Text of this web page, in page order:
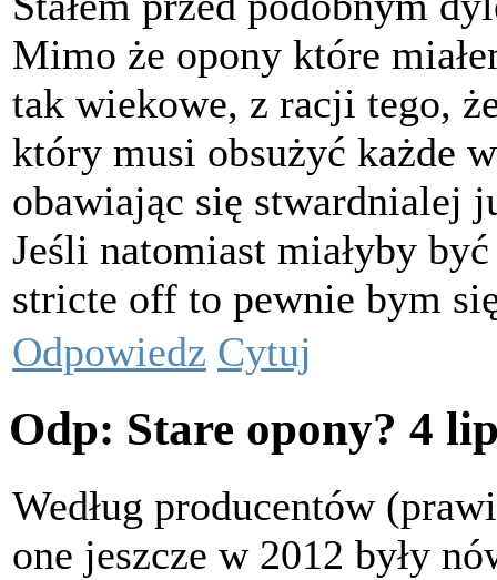
Mimo że opony które
tak wiekowe, z racji tego,
który musi obsużyć każde
obawiając się stwardnialej
Jeśli natomiast miałyby
stricte off to pewnie bym
Odpowiedz Cytuj
Odp: Stare opony? 4
Według producentów
one jeszcze w 2012 były